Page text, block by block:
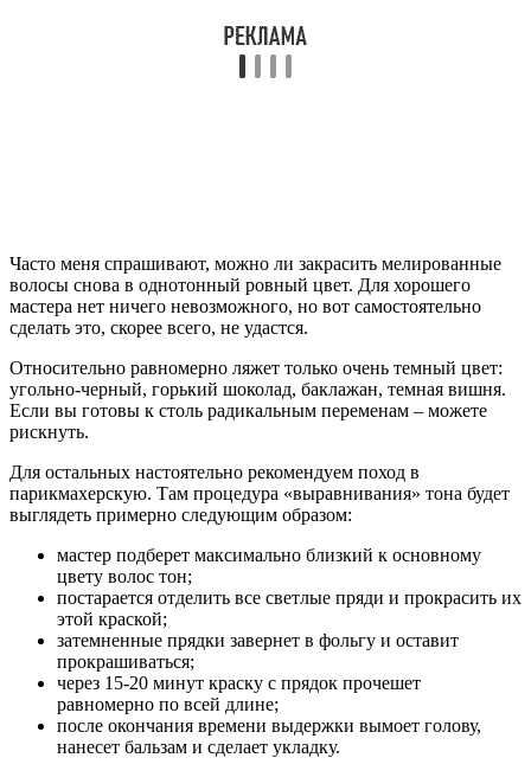
Часто меня спрашивают, можно ли закрасить мелированные
волосы снова в однотонный ровный цвет. Для хорошего
мастера нет ничего невозможного, но вот самостоятельно
сделать это, скорее всего, не удастся.
Относительно равномерно ляжет только очень темный цвет:
угольно-черный, горький шоколад, баклажан, темная вишня.
Если вы готовы к столь радикальным переменам – можете
рискнуть.
Для остальных настоятельно рекомендуем поход в
парикмахерскую. Там процедура «выравнивания» тона будет
выглядеть примерно следующим образом:
мастер подберет максимально близкий к основному
цвету волос тон;
постарается отделить все светлые пряди и прокрасить их
этой краской;
затемненные прядки завернет в фольгу и оставит
прокрашиваться;
через 15-20 минут краску с прядок прочешет
равномерно по всей длине;
после окончания времени выдержки вымоет голову,
нанесет бальзам и сделает укладку.